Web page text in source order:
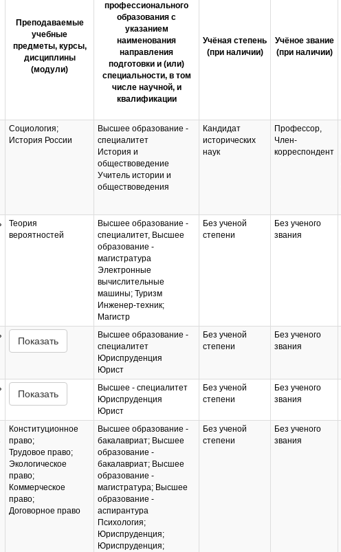
Преподаваемые
учебные
предметы, курсы,
дисциплины
(модули)
профессионального
образования с
указанием
наименования
направления
подготовки и (или)
специальности, в том
числе научной, и
квалификации
Учёная степень
(при наличии)
Учёное звание
(при наличии)
Социология;
История России
Высшее образование -
специалитет
История и
обществоведение
Учитель истории и
обществоведения
Кандидат
исторических
наук
Профессор,
Член-
корреспондент
Теория
вероятностей
Высшее образование -
специалитет, Высшее
образование -
магистратура
Электронные
вычислительные
машины; Туризм
Инженер-техник;
Магистр
Без ученой
степени
Без ученого
звания
Показать
Высшее образование -
специалитет
Юриспруденция
Юрист
Без ученой
степени
Без ученого
звания
Показать
Высшее - специалитет
Юриспруденция
Юрист
Без ученой
степени
Без ученого
звания
Конституционное
право;
Трудовое право;
Экологическое
право;
Коммерческое
право;
Договорное право
Высшее образование -
бакалавриат; Высшее
образование -
бакалавриат; Высшее
образование -
магистратура; Высшее
образование -
аспирантура
Психология;
Юриспруденция;
Юриспруденция;
Без ученой
степени
Без ученого
звания